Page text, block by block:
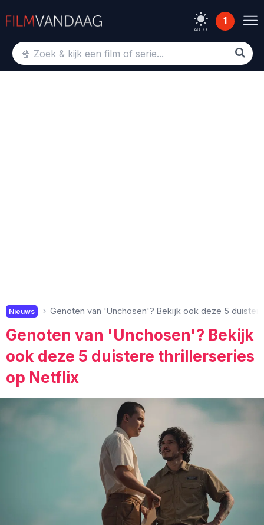
AUTO
1
Nieuws Genoten van 'Unchosen'? Bekijk ook deze 5
Genoten van 'Unchosen'? Bekijk
ook deze 5 duistere thrillerseries
op Netflix